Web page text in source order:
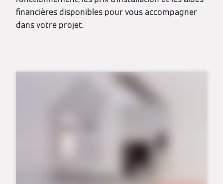
financières disponibles pour vous accompagner
dans votre projet.